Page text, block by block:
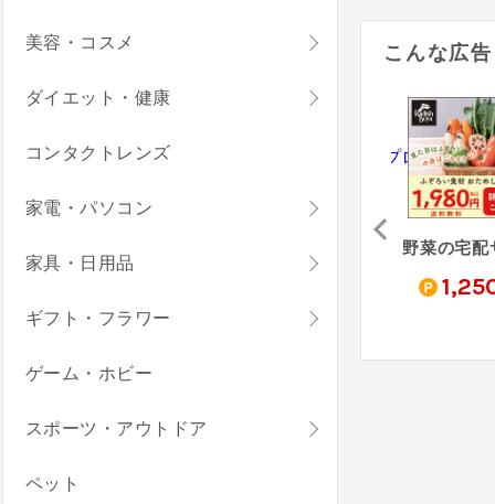
こんな広
美容・コスメ
ダイエット・健康
コンタクトレンズ
家電・パソコン
家具・日用品
ギフト・フラワー
ゲーム・ホビー
スポーツ・アウトドア
ペット